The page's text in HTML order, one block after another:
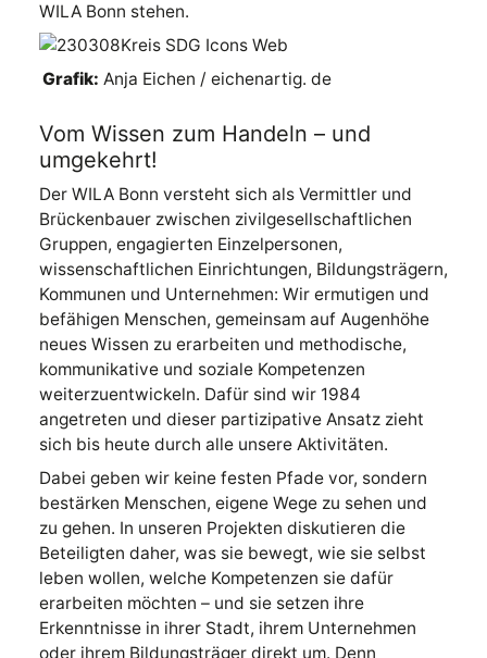
WILA Bonn stehen.
Grafik: Anja Eichen / eichenartig. de
Vom Wissen zum Handeln – und
umgekehrt!
Der WILA Bonn versteht sich als Vermittler und
Brückenbauer zwischen zivilgesellschaftlichen
Gruppen, engagierten Einzelpersonen,
wissenschaftlichen Einrichtungen, Bildungsträgern,
Kommunen und Unternehmen: Wir ermutigen und
befähigen Menschen, gemeinsam auf Augenhöhe
neues Wissen zu erarbeiten und methodische,
kommunikative und soziale Kompetenzen
weiterzuentwickeln. Dafür sind wir 1984
angetreten und dieser partizipative Ansatz zieht
sich bis heute durch alle unsere Aktivitäten.
Dabei geben wir keine festen Pfade vor, sondern
bestärken Menschen, eigene Wege zu sehen und
zu gehen. In unseren Projekten diskutieren die
Beteiligten daher, was sie bewegt, wie sie selbst
leben wollen, welche Kompetenzen sie dafür
erarbeiten möchten – und sie setzen ihre
Erkenntnisse in ihrer Stadt, ihrem Unternehmen
oder ihrem Bildungsträger direkt um. Denn